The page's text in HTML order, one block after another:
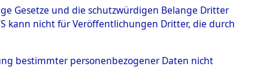
HENRI
Gesetze und die schutzwürdigen Belange Dritter
kann nicht für Veröffentlichungen Dritter, die durch
bestimmter personenbezogener Daten nicht